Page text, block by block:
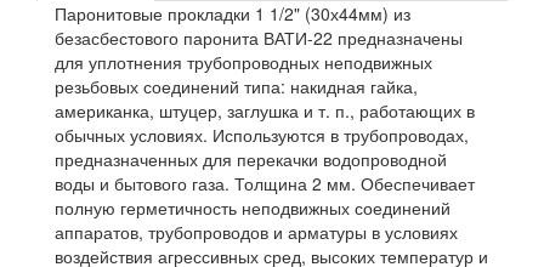
Паронитовые прокладки 1 1/2" (30х44мм) из
безасбестового паронита ВАТИ-22 предназначены
для уплотнения трубопроводных неподвижных
резьбовых соединений типа: накидная гайка,
американка, штуцер, заглушка и т. п., работающих в
обычных условиях. Используются в трубопроводах,
предназначенных для перекачки водопроводной
воды и бытового газа. Толщина 2 мм. Обеспечивает
полную герметичность неподвижных соединений
аппаратов, трубопроводов и арматуры в условиях
воздействия агрессивных сред, высоких температур и